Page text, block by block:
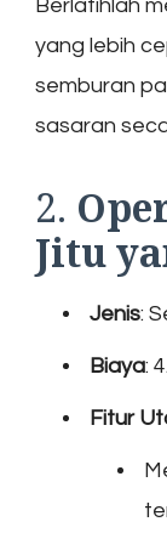
Berlatihlah
yang lebih
semburan
sasaran
2.
Jitu
Jenis:
Biaya:
Fitur